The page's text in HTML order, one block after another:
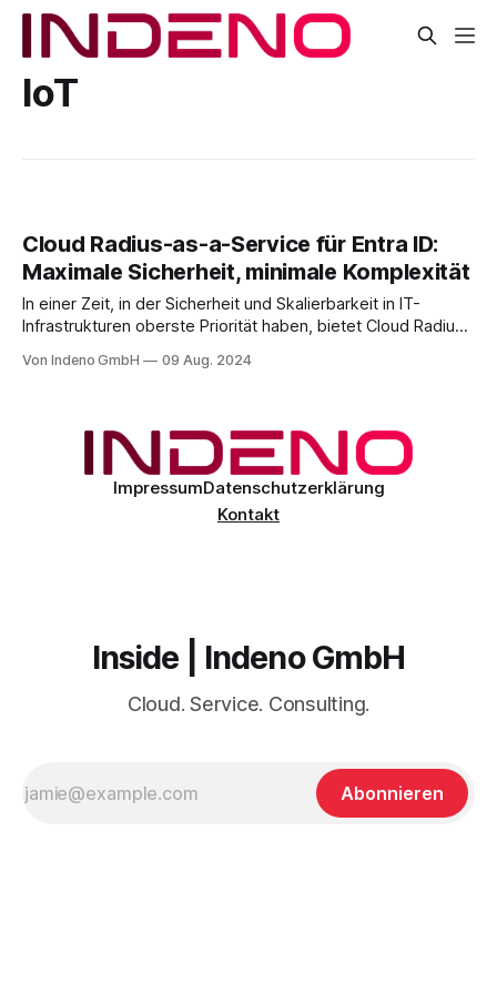
IoT
Cloud Radius-as-a-Service für Entra ID:
Maximale Sicherheit, minimale Komplexität
In einer Zeit, in der Sicherheit und Skalierbarkeit in IT-
Infrastrukturen oberste Priorität haben, bietet Cloud Radius-
Authentifizierung von Benutzern und Geräten in
schlagkräftiges Trio, das
Von Indeno GmbH 09 Aug. 2024
ImpressumDatenschutzerklärung
Kontakt
Inside | Indeno GmbH
Cloud. Service. Consulting.
Abonnieren